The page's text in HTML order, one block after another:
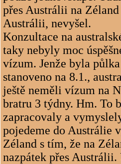
přes Austrálii na
Austrálii, nevyšel.
Konzultace na
taky nebyly moc
vízum. Jenže byla
stanoveno na 8.1.,
ještě neměli vízum na
bratru 3 týdny. Hm. To
zapracovaly a
pojedeme do Austrálie
Zéland s tím, že na
nazpátek přes